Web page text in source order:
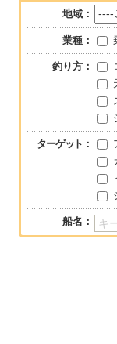
地域：
業種：
釣り方：
ターゲット ：
船名：